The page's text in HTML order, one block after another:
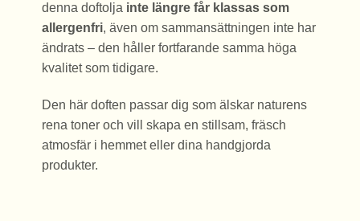
denna doftolja inte längre får klassas som
allergenfri, även om sammansättningen inte har
ändrats – den håller fortfarande samma höga
kvalitet som tidigare.
Den här doften passar dig som älskar naturens
rena toner och vill skapa en stillsam, fräsch
atmosfär i hemmet eller dina handgjorda
produkter.